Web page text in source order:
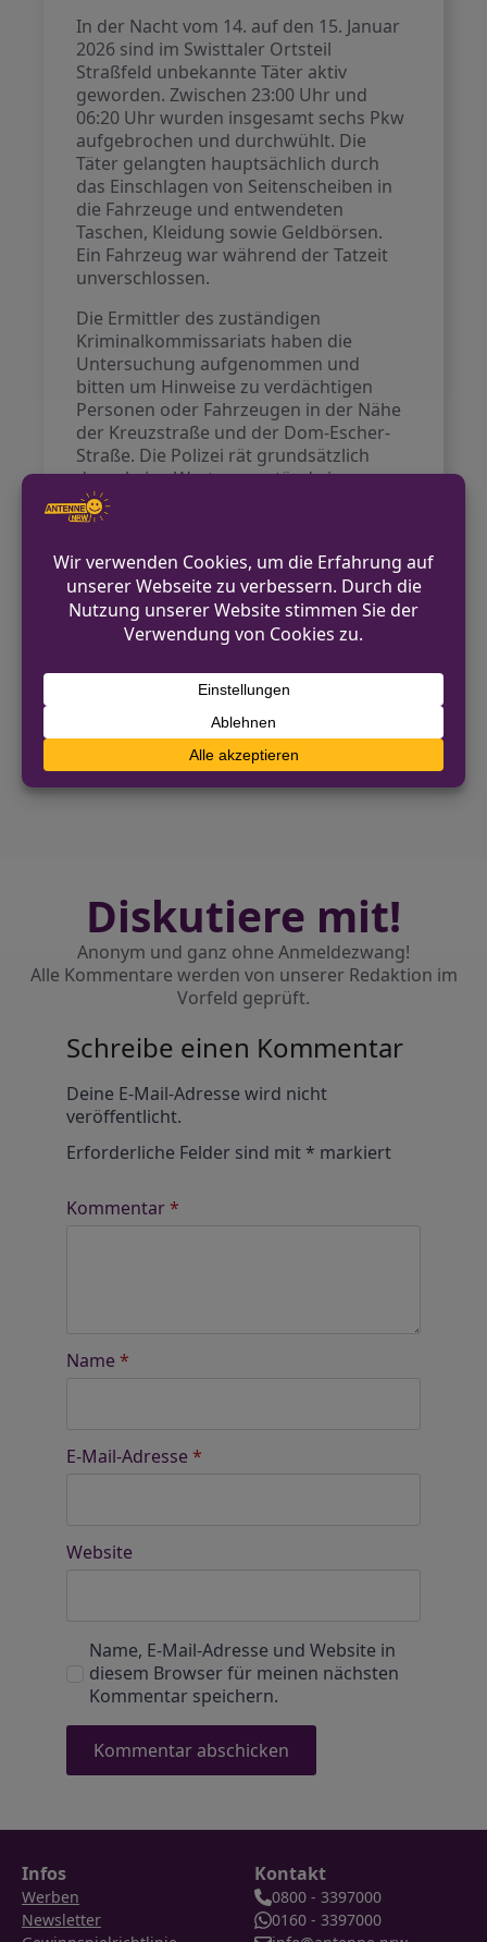
In der Nacht vom 14. auf den 15. Januar
2026 sind im Swisttaler Ortsteil
Straßfeld unbekannte Täter aktiv
geworden. Zwischen 23:00 Uhr und
06:20 Uhr wurden insgesamt sechs Pkw
aufgebrochen und durchwühlt. Die
Täter gelangten hauptsächlich durch
das Einschlagen von Seitenscheiben in
die Fahrzeuge und entwendeten
Taschen, Kleidung sowie Geldbörsen.
Ein Fahrzeug war während der Tatzeit
unverschlossen.
Die Ermittler des zuständigen
Kriminalkommissariats haben die
Untersuchung aufgenommen und
bitten um Hinweise zu verdächtigen
Personen oder Fahrzeugen in der Nähe
der Kreuzstraße und der Dom-Escher-
Straße. Die Polizei rät grundsätzlich
dazu, keine Wertgegenstände im
Fahrzeug zu lassen und das Fahrzeug
auch bei kurzen Abwesenheiten stets
VORHERIGER BEITRAG
Wasserschutzpolizei in Düsseldorf
NÄCHSTER BEITRAG
Messergebnisse der
Geschwindigkeitsüberwachung in
Diskutiere mit!
Anonym und ganz ohne Anmeldezwang!
Alle Kommentare werden von unserer Redaktion im
Vorfeld geprüft.
Schreibe einen Kommentar
Deine E-Mail-Adresse wird nicht
veröffentlicht.
Erforderliche Felder sind mit* markiert
Kommentar*
Name *
E-Mail-Adresse *
Website
Name, E-Mail-Adresse und Website in
diesem Browser für meinen nächsten
Kommentar speichern.
Infos
Werben
Newsletter
Kontakt
0800 - 3397000
0160 - 3397000